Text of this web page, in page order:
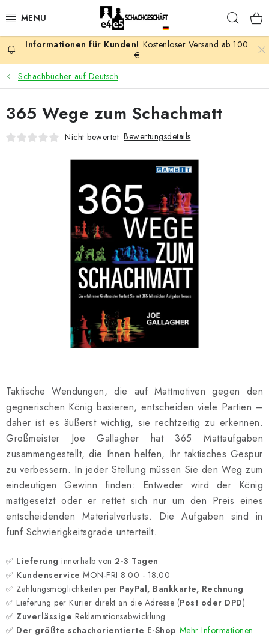
Inhalt
AKTION
SCHACHSPIELE
SCHACHFIGUREN
SCHACHBRETTER
SCHACHBÜCHER
SCHACH-ANTIQUITÄTENLADEN
SCHACH ONLINE
SCHACH-MERCH
SCHACH GESCHENKE
KONTAKT
Kontakt FAQ Über uns
Schachblog
Geschäftsbedingungen
Kostenloser Versand ab 100
€
Schachbücher auf Deutsch
Taktische Wendungen, die auf Mattmotiven gegen den
gegnerischen König basieren, entscheiden viele Partien –
daher ist es äußerst wichtig, sie rechtzeitig zu erkennen.
Großmeister Joe Gallagher hat 365 Mattaufgaben
zusammengestellt, die Ihnen helfen, Ihr taktisches Gespür
zu verbessern. In jeder Stellung müssen Sie den Weg zum
eindeutigen Gewinn finden: Entweder wird der König
mattgesetzt oder er rettet sich nur um den Preis eines
entscheidenden Materialverlusts. Die Aufgaben sind in
fünf Schwierigkeitsgrade unterteilt.
✅ Lieferung innerhalb von 2-3 Tagen
✅ Kundenservice MON-FRI 8:00 - 18:00
✅ Zahlungsmöglichkeiten per PayPal, Bankkarte, Rechnung
✅ Lieferung per Kurier direkt an die Adresse (Post oder DPD)
✅ Zuverlässige Reklamationsabwicklung
✅ Der größte schachorientierte E-Shop Mehr Informationen
365 Wege zum Schachmatt
Nicht bewertet Bewertungsdetails